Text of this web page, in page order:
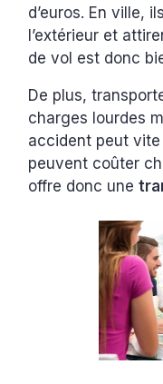
d’euros. En ville,
l’extérieur et
de vol est donc
De plus,
charges lourdes
accident peut
peuvent coûter
offre donc une